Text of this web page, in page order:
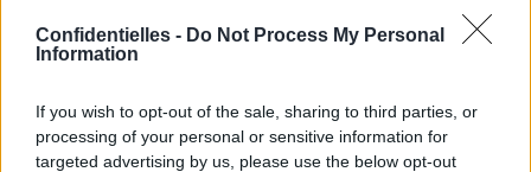
Confidentielles - Do Not Process My Personal
Information
If you wish to opt-out of the sale, sharing to third parties, or
processing of your personal or sensitive information for
targeted advertising by us, please use the below opt-out
Qu’est-ce qu’on aime les biscuits ! Nous sommes
nombreuses à en glisser quelques-uns dans le sac à main
trois dans le café que l’on boit au moment du goûter.
Saviez-vous qu’il était possible de reproduire certains
biscuits du commerce à la maison ?